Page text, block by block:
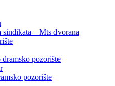
sindikata – Mts dvorana
dramsko pozorište
pozorište